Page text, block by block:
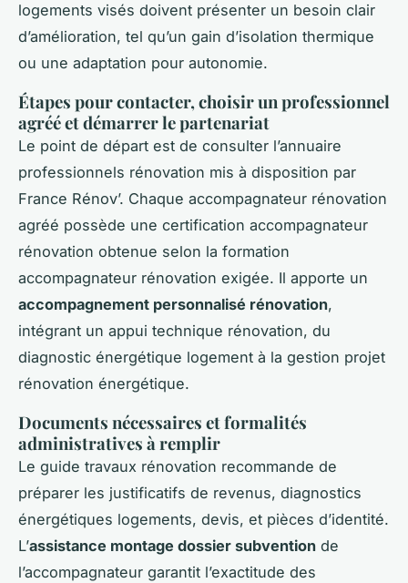
logements visés doivent présenter un besoin clair
d’amélioration, tel qu’un gain d’isolation thermique
ou une adaptation pour autonomie.
Étapes pour contacter, choisir un professionnel
agréé et démarrer le partenariat
Le point de départ est de consulter l’annuaire
professionnels rénovation mis à disposition par
France Rénov’. Chaque accompagnateur rénovation
agréé possède une certification accompagnateur
rénovation obtenue selon la formation
accompagnateur rénovation exigée. Il apporte un
accompagnement personnalisé rénovation,
intégrant un appui technique rénovation, du
diagnostic énergétique logement à la gestion projet
rénovation énergétique.
Documents nécessaires et formalités
administratives à remplir
Le guide travaux rénovation recommande de
préparer les justificatifs de revenus, diagnostics
énergétiques logements, devis, et pièces d’identité.
L’assistance montage dossier subvention de
l’accompagnateur garantit l’exactitude des